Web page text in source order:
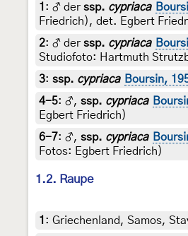
1 : ♂ der ssp. cypriaca
Friedrich), det. Egbert
2: ♂ der ssp. cypriaca
Studiofoto: Hartmuth
3: ssp. cypriaca Boursin,
4-5: ♂, ssp. cypriaca
Egbert Friedrich)
6-7: ♂, ssp. cypriaca
Fotos: Egbert Friedrich)
1.2. Raupe
1 : Griechenland, Samos,